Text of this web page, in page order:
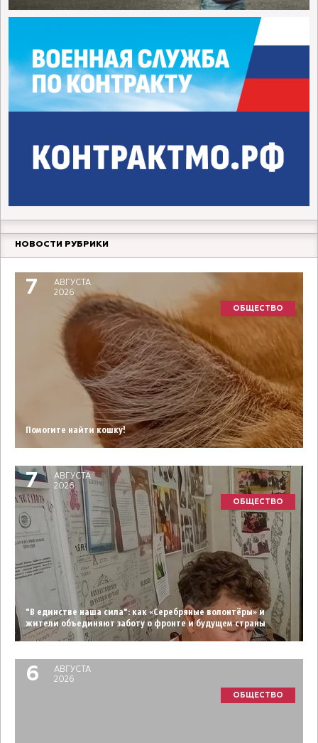
НОВОСТИ РУБРИКИ
7
АВГУСТА
2026
ОБЩЕСТВО
Помогите найти кошку!
7
АВГУСТА
2026
ОБЩЕСТВО
"В единстве наша сила": как «Серебряные волонтёры» и
жители объединяют заботу о фронте и будущем страны
6
АВГУСТА
2026
ОБЩЕСТВО